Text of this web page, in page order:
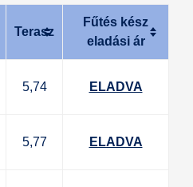
Terasz
Fűtés kész
eladási ár
5,74 ELADVA
5,77 ELADVA